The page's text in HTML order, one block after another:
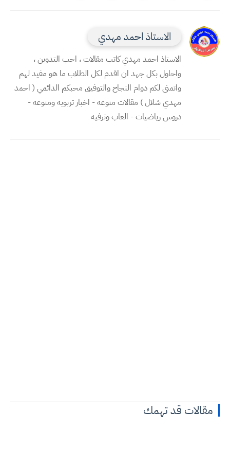
الاستاذ احمد مهدي
الاستاذ احمد مهدي كاتب مقالات ، احب التدوين ،
واحاول بكل جهد ان اقدم لكل الطلاب ما هو مفيد لهم
واتمنى لكم دوام النجاح والتوفيق محبكم الدائمي ( احمد
مهدي شلال ) مقالات منوعه - اخبار تربويه ومنوعه -
دروس رياضيات - العاب وترفيه
مقالات قد تهمك